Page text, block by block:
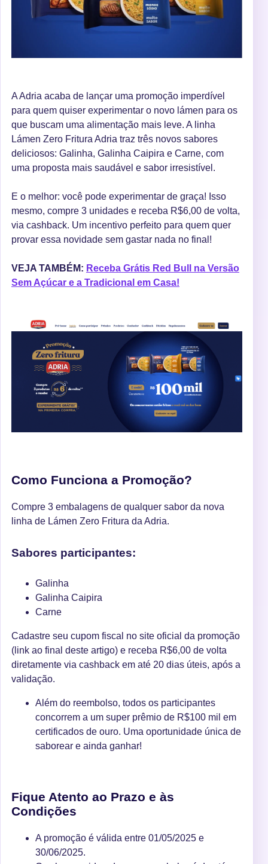
A Adria acaba de lançar uma promoção imperdível
para quem quiser experimentar o novo lámen para os
que buscam uma alimentação mais leve. A linha
Lámen Zero Fritura Adria traz três novos sabores
deliciosos: Galinha, Galinha Caipira e Carne, com
uma proposta mais saudável e sabor irresistível.
E o melhor: você pode experimentar de graça! Isso
mesmo, compre 3 unidades e receba R$6,00 de volta,
via cashback. Um incentivo perfeito para quem quer
provar essa novidade sem gastar nada no final!
VEJA TAMBÉM: Receba Grátis Red Bull na Versão
Sem Açúcar e a Tradicional em Casa!
Como Funciona a Promoção?
Compre 3 embalagens de qualquer sabor da nova
linha de Lámen Zero Fritura da Adria.
Sabores participantes:
Galinha
Galinha Caipira
Carne
Cadastre seu cupom fiscal no site oficial da promoção
(link ao final deste artigo) e receba R$6,00 de volta
diretamente via cashback em até 20 dias úteis, após a
validação.
Além do reembolso, todos os participantes
concorrem a um super prêmio de R$100 mil em
certificados de ouro. Uma oportunidade única de
saborear e ainda ganhar!
Fique Atento ao Prazo e às
Condições
A promoção é válida entre 01/05/2025 e
30/06/2025.